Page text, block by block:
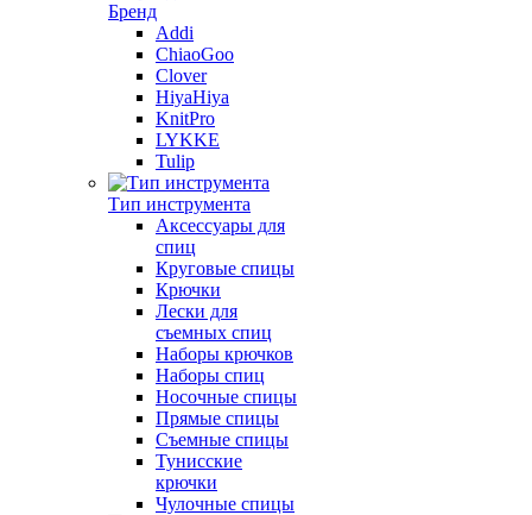
Бренд
Addi
ChiaoGoo
Clover
HiyaHiya
KnitPro
LYKKE
Tulip
Тип инструмента
Аксессуары для
спиц
Круговые спицы
Крючки
Лески для
съемных спиц
Наборы крючков
Наборы спиц
Носочные спицы
Прямые спицы
Съемные спицы
Тунисские
крючки
Чулочные спицы